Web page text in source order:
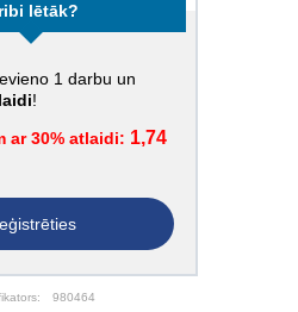
lētāk?
1 darbu un
!
ar 30% atlaidi: 1,74
980464